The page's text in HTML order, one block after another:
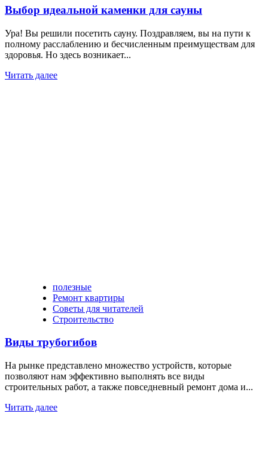
Выбор идеальной каменки для сауны
Ура! Вы решили посетить сауну. Поздравляем, вы на пути к
полному расслаблению и бесчисленным преимуществам для
здоровья. Но здесь возникает...
Читать далее
полезные
Ремонт квартиры
Советы для читателей
Строительство
Виды трубогибов
На рынке представлено множество устройств, которые
позволяют нам эффективно выполнять все виды
строительных работ, а также повседневный ремонт дома и...
Читать далее